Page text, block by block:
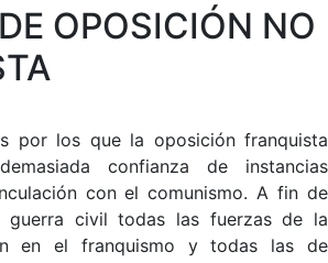
OPOSICIÓN NO
por los que la oposición franquista
confianza de instancias
con el comunismo. A fin de
guerra civil todas las fuerzas de la
en el franquismo y todas las de